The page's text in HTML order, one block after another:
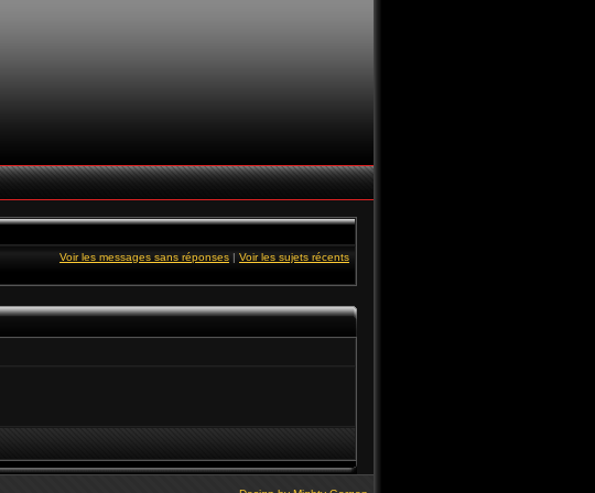
Voir les messages sans réponses | Voir les sujets récents